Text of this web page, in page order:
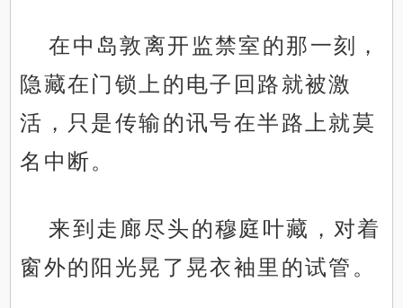
在中岛敦离开监禁室的那一刻，
隐藏在门锁上的电子回路就被激
活，只是传输的讯号在半路上就莫
名中断。
来到走廊尽头的穆庭叶藏，对着
窗外的阳光晃了晃衣袖里的试管。